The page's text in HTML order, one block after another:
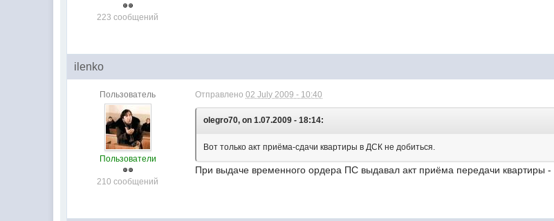
223 сообщений
ilenko
Пользователь
Пользователи
210 сообщений
Отправлено02 July 2009 - 10:40
olegro70, on 1.07.2009 - 18:14:
Вот только акт приёма-сдачи квартиры в ДСК не добиться.
При выдаче временного ордера ПС выдавал акт приёма передачи квартиры